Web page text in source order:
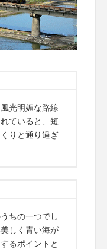
光明媚な路線
ていると、短
りと通り過ぎ
ちの一つでし
しく青い海が
るポイントと